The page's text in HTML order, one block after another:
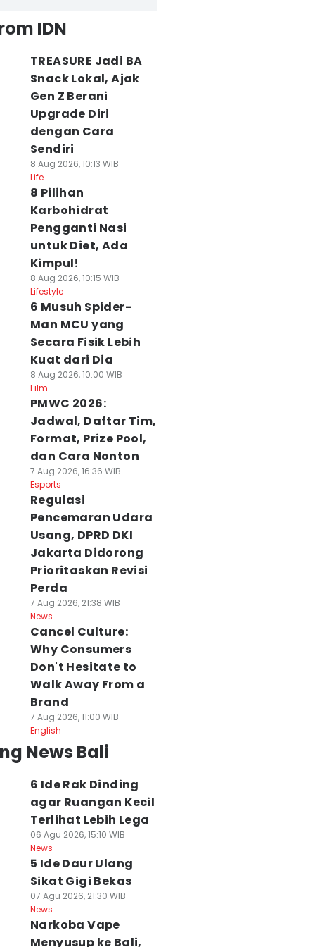
IDN
TREASURE Jadi BA
Snack Lokal, Ajak
Gen Z Berani
Upgrade Diri
dengan Cara
Sendiri
8 Aug 2026, 10:13 WIB
Life
8 Pilihan
Karbohidrat
Pengganti Nasi
untuk Diet, Ada
Kimpul!
8 Aug 2026, 10:15 WIB
Lifestyle
6 Musuh Spider-
Man MCU yang
Secara Fisik Lebih
Kuat dari Dia
8 Aug 2026, 10:00 WIB
Film
PMWC 2026:
Jadwal, Daftar Tim,
Format, Prize Pool,
dan Cara Nonton
7 Aug 2026, 16:36 WIB
Esports
Regulasi
Pencemaran Udara
Usang, DPRD DKI
Jakarta Didorong
Prioritaskan Revisi
Perda
7 Aug 2026, 21:38 WIB
News
Cancel Culture:
Why Consumers
Don't Hesitate to
Walk Away From a
Brand
7 Aug 2026, 11:00 WIB
English
News Bali
6 Ide Rak Dinding
agar Ruangan Kecil
Terlihat Lebih Lega
06 Agu 2026, 15:10 WIB
News
5 Ide Daur Ulang
Sikat Gigi Bekas
07 Agu 2026, 21:30 WIB
News
Narkoba Vape
Menyusup ke Bali,